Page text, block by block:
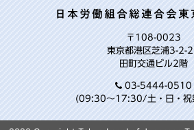
日本労働組合総連合会東
〒108-0023
東京都港区芝浦3-2-
田町交通ビル2階
03-5444-0510
(09:30～17:30/土・日・祝